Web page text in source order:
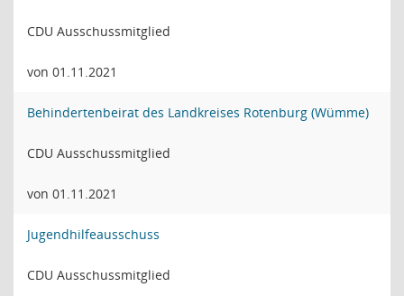
CDU Ausschussmitglied
von 01.11.2021
Behindertenbeirat des Landkreises Rotenburg (Wümme)
CDU Ausschussmitglied
von 01.11.2021
Jugendhilfeausschuss
CDU Ausschussmitglied